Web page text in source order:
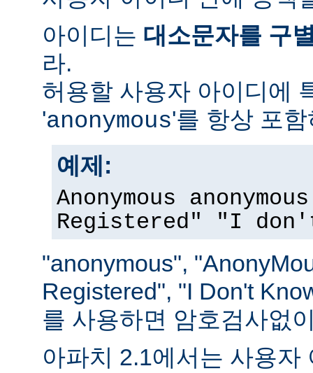
아이디는 대소문자를 구
라.
허용할 사용자 아이디에
'anonymous'를 항상 포
예제:
Anonymous
Registered" "I
"anonymous",
Registered", "I Don't
를 사용하면 암호검사없
아파치 2.1에서는 사용자